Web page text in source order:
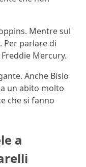
Mentre sul
Per parlare di
Mercury.
Anche Bisio
un abito molto
che si fanno
a